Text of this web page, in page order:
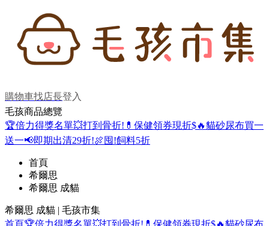
購物車找店長登入
毛孩商品總覽
🏆倍力得獎名單💥打到骨折! 💊保健領券現折$🔥貓砂尿布買一
送一📢即期出清29折!🍖囤!飼料5折
首頁
希爾思
希爾思 成貓
希爾思 成貓 | 毛孩市集
首頁🏆倍力得獎名單💥打到骨折! 💊保健領券現折$🔥貓砂尿布